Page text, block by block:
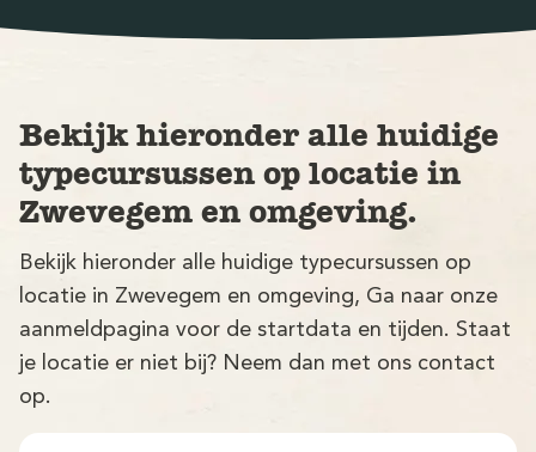
Bekijk hieronder alle huidige
typecursussen op locatie in
Zwevegem en omgeving.
Bekijk hieronder alle huidige typecursussen op
locatie in Zwevegem en omgeving, Ga naar onze
aanmeldpagina voor de startdata en tijden. Staat
je locatie er niet bij? Neem dan met ons contact
op.